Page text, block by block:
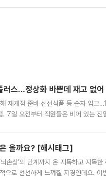
스…정상화 바쁜데 재고 없어
재개점 준비 신선식품 등 순차 입고
. 7일 오전부터 직원들은 비어 있는
올까요? [해시태그]
손상’의 단계까지 온 지독하고 지독
으로 선선하게 느껴질 지경인데요. 이